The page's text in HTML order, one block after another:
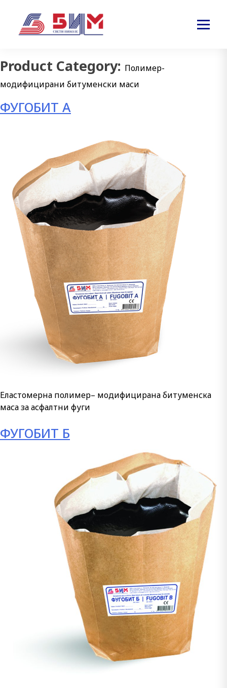
Product Category: Полимер-
модифицирани битуменски маси
ФУГОБИТ А
Еластомерна полимер– модифицирана битуменска
маса за асфалтни фуги
ФУГОБИТ Б